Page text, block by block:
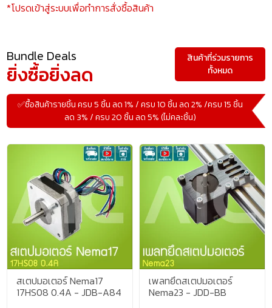
*โปรดเข้าสู่ระบบเพื่อทำการสั่งซื้อสินค้า
Bundle Deals
ยิ่งซื้อยิ่งลด
✅ซื้อสินค้ารายชิ้น ครบ 5 ชิ้น ลด 1% / ครบ 10 ชิ้น ลด 2% /ครบ 15 ชิ้น
ลด 3% / ครบ 20 ชิ้น ลด 5% (ไม่คละชิ้น)
สินค้าที่ร่วมรายการ
ทั้งหมด
สเตปมอเตอร์ Nema17
17HS08 0.4A - JDB-A84
เพลทยึดสเตปมอเตอร์
Nema23 - JDD-BB